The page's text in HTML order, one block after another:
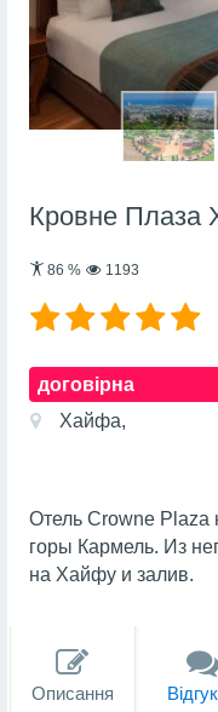
Кровне Плаза
86 % 1193
договірна
Хайфа,
Отель Crowne Plaza
горы Кармель. Из
на Хайфу и залив.
Описання